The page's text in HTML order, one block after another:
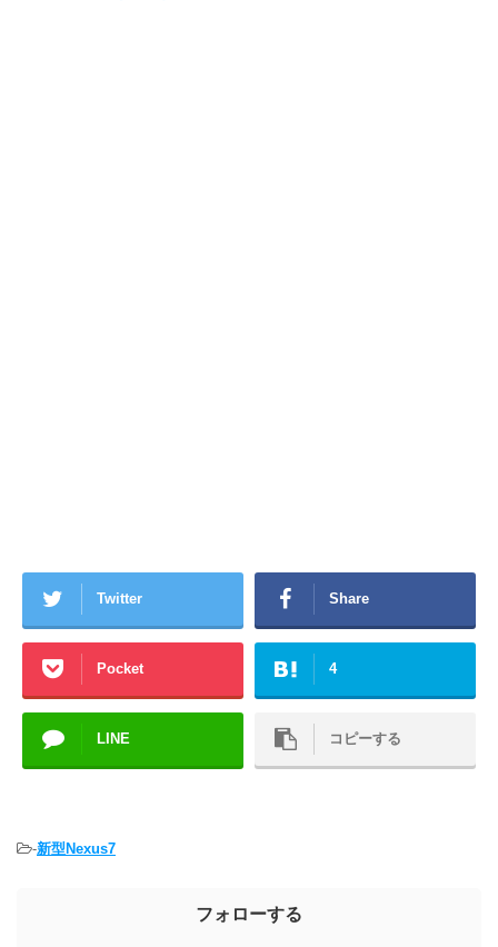
Twitter Share
Pocket 4
LINE コピーする
-新型Nexus7
フォローする